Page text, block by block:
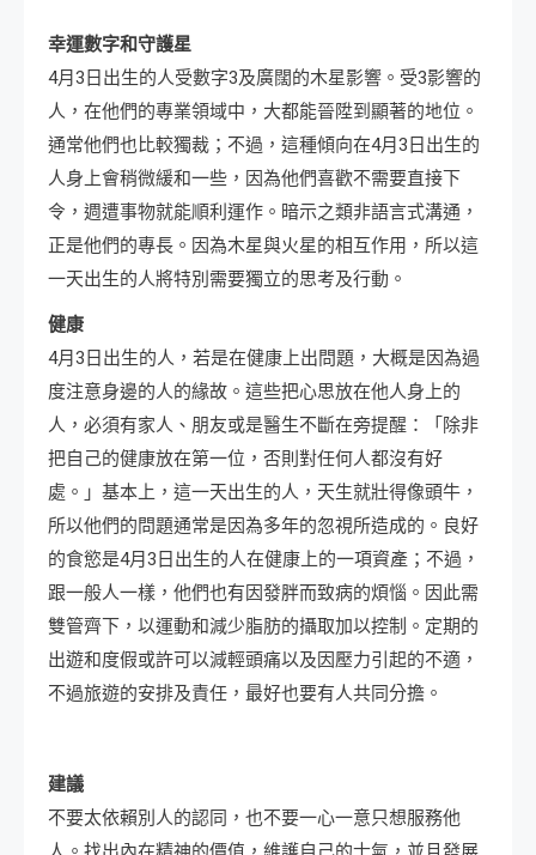
幸運數字和守護星
4月3日出生的人受數字3及廣闊的木星影響。受3影響的
人，在他們的專業領域中，大都能晉陞到顯著的地位。
通常他們也比較獨裁；不過，這種傾向在4月3日出生的
人身上會稍微緩和一些，因為他們喜歡不需要直接下
令，週遭事物就能順利運作。暗示之類非語言式溝通，
正是他們的專長。因為木星與火星的相互作用，所以這
一天出生的人將特別需要獨立的思考及行動。
健康
4月3日出生的人，若是在健康上出問題，大概是因為過
度注意身邊的人的緣故。這些把心思放在他人身上的
人，必須有家人、朋友或是醫生不斷在旁提醒：「除非
把自己的健康放在第一位，否則對任何人都沒有好
處。」基本上，這一天出生的人，天生就壯得像頭牛，
所以他們的問題通常是因為多年的忽視所造成的。良好
的食慾是4月3日出生的人在健康上的一項資產；不過，
跟一般人一樣，他們也有因發胖而致病的煩惱。因此需
雙管齊下，以運動和減少脂肪的攝取加以控制。定期的
出遊和度假或許可以減輕頭痛以及因壓力引起的不適，
不過旅遊的安排及責任，最好也要有人共同分擔。
建議
不要太依賴別人的認同，也不要一心一意只想服務他